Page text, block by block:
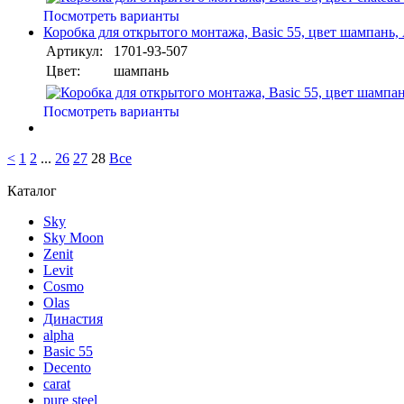
Посмотреть варианты
Коробка для открытого монтажа, Basic 55, цвет
Артикул:
1701-93-507
Цвет:
шампань
Посмотреть варианты
< 1 2 ... 26 27 28 Все
Каталог
Sky
Sky Moon
Zenit
Levit
Cosmo
Olas
Династия
alpha
Basic 55
Decento
carat
pure steel